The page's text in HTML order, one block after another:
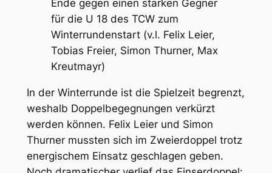
Ende gegen einen starken Gegner
für die U 18 des TCW zum
Winterrundenstart (v.l. Felix Leier,
Tobias Freier, Simon Thurner, Max
Kreutmayr)
In der Winterrunde ist die Spielzeit begrenzt,
weshalb Doppelbegegnungen verkürzt
werden können. Felix Leier und Simon
Thurner mussten sich im Zweierdoppel trotz
energischem Einsatz geschlagen geben.